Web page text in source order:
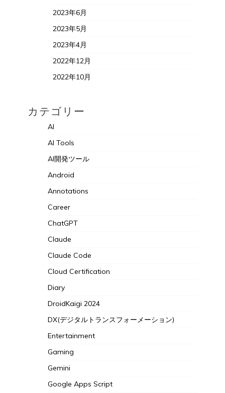
2023年6月
2023年5月
2023年4月
2022年12月
2022年10月
カテゴリー
AI
AI Tools
AI開発ツール
Android
Annotations
Career
ChatGPT
Claude
Claude Code
Cloud Certification
Diary
DroidKaigi 2024
DX(デジタルトランスフォーメーション)
Entertainment
Gaming
Gemini
Google Apps Script